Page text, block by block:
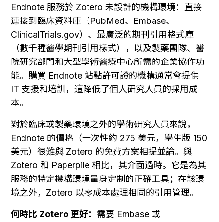
Endnote 服務於 Zotero 未設計的機構環境：直接
連接到臨床資料庫（PubMed、Embase、
ClinicalTrials.gov）、最廣泛的期刊引用格式庫
（數千種醫學期刊引用樣式），以及製藥團隊、醫
院研究部門和大型學術醫療中心所需的企業協作功
能。購買 Endnote 站點許可證的機構通常會提供
IT 支援和培訓，這降低了個人研究人員的採用成
本。
對於臨床或製藥環境之外的學術研究人員來說，
Endnote 的價格（一次性約 275 美元，學生版 150
美元）很難與 Zotero 的免費方案相提並論。與
Zotero 和 Paperpile 相比，其介面過時。它是為其
服務的特定機構環境量身定制的正確工具；在該環
境之外，Zotero 以零成本處理相同的引用管理。
何時比 Zotero 更好： 需要 Embase 或